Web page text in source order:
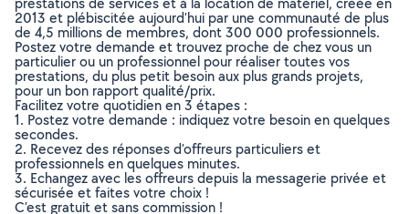
2013 et plébiscitée aujourd’hui par une communauté de plus
de 4,5 millions de membres, dont 300 000 professionnels.
Postez votre demande et trouvez proche de chez vous un
particulier ou un professionnel pour réaliser toutes vos
prestations, du plus petit besoin aux plus grands projets,
pour un bon rapport qualité/prix.
Facilitez votre quotidien en 3 étapes :
1. Postez votre demande : indiquez votre besoin en quelques
secondes.
2. Recevez des réponses d’offreurs particuliers et
professionnels en quelques minutes.
3. Echangez avec les offreurs depuis la messagerie privée et
sécurisée et faites votre choix !
C’est gratuit et sans commission !